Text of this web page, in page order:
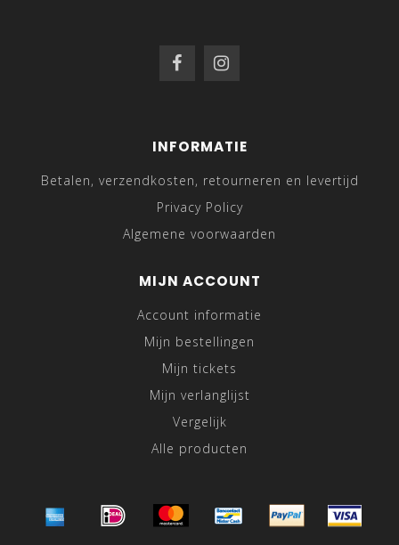
INFORMATIE
Betalen, verzendkosten, retourneren en levertijd
Privacy Policy
Algemene voorwaarden
MIJN ACCOUNT
Account informatie
Mijn bestellingen
Mijn tickets
Mijn verlanglijst
Vergelijk
Alle producten